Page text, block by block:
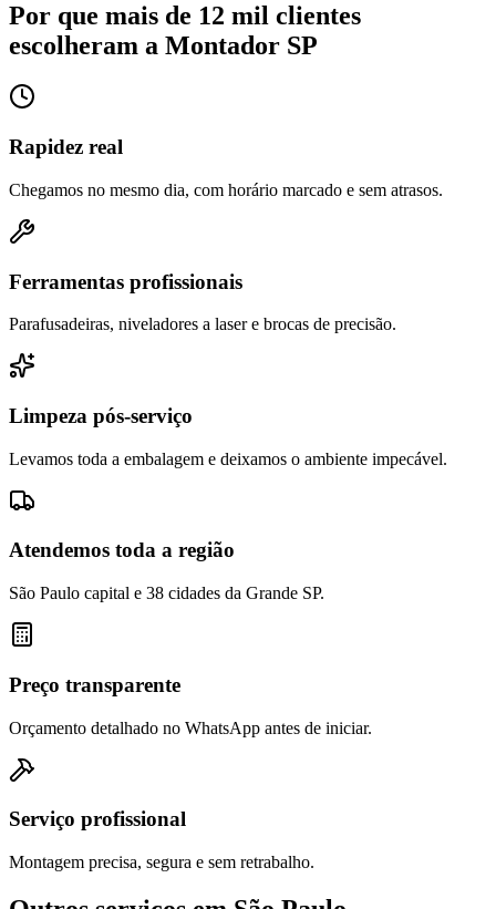
Por que mais de 12 mil clientes
escolheram a Montador SP
Rapidez real
Chegamos no mesmo dia, com horário marcado e sem atrasos.
Ferramentas profissionais
Parafusadeiras, niveladores a laser e brocas de precisão.
Limpeza pós-serviço
Levamos toda a embalagem e deixamos o ambiente impecável.
Atendemos toda a região
São Paulo capital e 38 cidades da Grande SP.
Preço transparente
Orçamento detalhado no WhatsApp antes de iniciar.
Serviço profissional
Montagem precisa, segura e sem retrabalho.